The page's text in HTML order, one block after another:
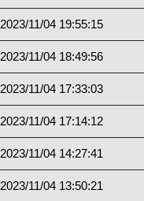
2023/11/04 19:55:15
2023/11/04 18:49:56
2023/11/04 17:33:03
2023/11/04 17:14:12
2023/11/04 14:27:41
2023/11/04 13:50:21